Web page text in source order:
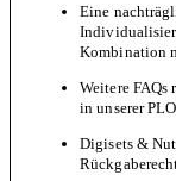
Eine
Kombination
Weitere
in unserer
Digisets &